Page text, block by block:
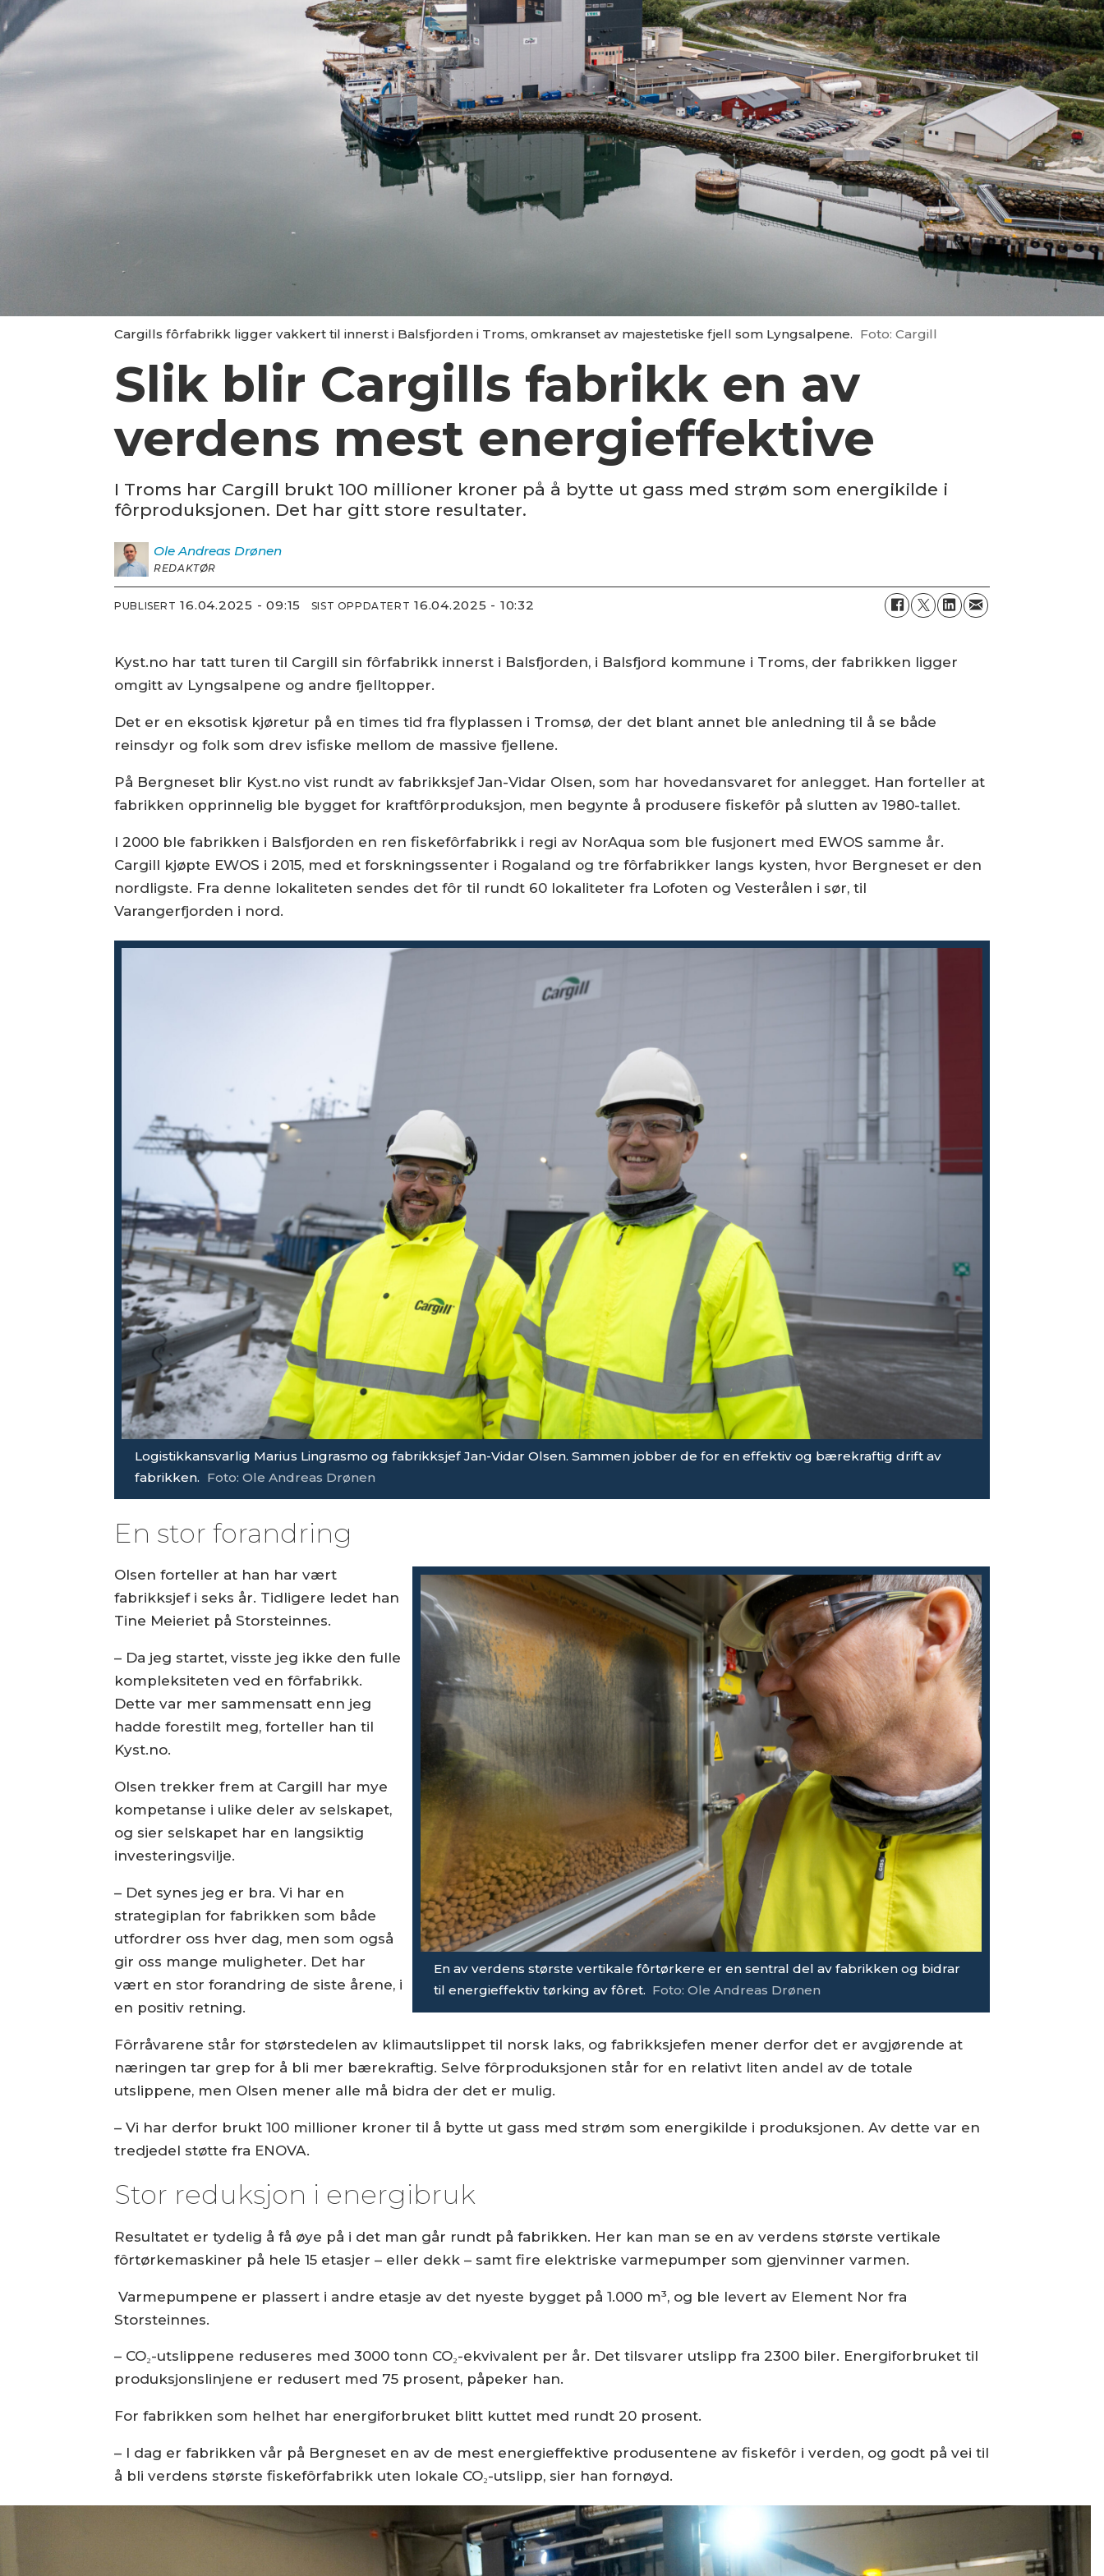
Cargills fôrfabrikk ligger vakkert til innerst i Balsfjorden i Troms, omkranset av majestetiske fjell som Lyngsalpene. Foto: Cargill
Slik blir Cargills fabrikk en av
verdens mest energieffektive
I Troms har Cargill brukt 100 millioner kroner på å bytte ut gass med strøm som energikilde i
fôrproduksjonen. Det har gitt store resultater.
Ole Andreas Drønen
REDAKTØR
PUBLISERT 16.04.2025 - 09:15 SIST OPPDATERT 16.04.2025 - 10:32
Kyst.no har tatt turen til Cargill sin fôrfabrikk innerst i Balsfjorden, i Balsfjord kommune i Troms, der fabrikken ligger
omgitt av Lyngsalpene og andre fjelltopper.
Det er en eksotisk kjøretur på en times tid fra flyplassen i Tromsø, der det blant annet ble anledning til å se både
reinsdyr og folk som drev isfiske mellom de massive fjellene.
På Bergneset blir Kyst.no vist rundt av fabrikksjef Jan-Vidar Olsen, som har hovedansvaret for anlegget. Han forteller at
fabrikken opprinnelig ble bygget for kraftfôrproduksjon, men begynte å produsere fiskefôr på slutten av 1980-tallet.
I 2000 ble fabrikken i Balsfjorden en ren fiskefôrfabrikk i regi av NorAqua som ble fusjonert med EWOS samme år.
Cargill kjøpte EWOS i 2015, med et forskningssenter i Rogaland og tre fôrfabrikker langs kysten, hvor Bergneset er den
nordligste. Fra denne lokaliteten sendes det fôr til rundt 60 lokaliteter fra Lofoten og Vesterålen i sør, til
Varangerfjorden i nord.
Logistikkansvarlig Marius Lingrasmo og fabrikksjef Jan-Vidar Olsen. Sammen jobber de for en effektiv og bærekraftig drift av
fabrikken. Foto: Ole Andreas Drønen
En stor forandring
En av verdens største vertikale fôrtørkere er en sentral del av fabrikken og bidrar
til energieffektiv tørking av fôret. Foto: Ole Andreas Drønen
Olsen forteller at han har vært
fabrikksjef i seks år. Tidligere ledet han
Tine Meieriet på Storsteinnes.
– Da jeg startet, visste jeg ikke den fulle
kompleksiteten ved en fôrfabrikk.
Dette var mer sammensatt enn jeg
hadde forestilt meg, forteller han til
Kyst.no.
Olsen trekker frem at Cargill har mye
kompetanse i ulike deler av selskapet,
og sier selskapet har en langsiktig
investeringsvilje.
– Det synes jeg er bra. Vi har en
strategiplan for fabrikken som både
utfordrer oss hver dag, men som også
gir oss mange muligheter. Det har
vært en stor forandring de siste årene, i
en positiv retning.
Fôrråvarene står for størstedelen av klimautslippet til norsk laks, og fabrikksjefen mener derfor det er avgjørende at
næringen tar grep for å bli mer bærekraftig. Selve fôrproduksjonen står for en relativt liten andel av de totale
utslippene, men Olsen mener alle må bidra der det er mulig.
– Vi har derfor brukt 100 millioner kroner til å bytte ut gass med strøm som energikilde i produksjonen. Av dette var en
tredjedel støtte fra ENOVA.
Stor reduksjon i energibruk
Resultatet er tydelig å få øye på i det man går rundt på fabrikken. Her kan man se en av verdens største vertikale
fôrtørkemaskiner på hele 15 etasjer – eller dekk – samt fire elektriske varmepumper som gjenvinner varmen.
Varmepumpene er plassert i andre etasje av det nyeste bygget på 1.000 m³, og ble levert av Element Nor fra
Storsteinnes.
– CO₂-utslippene reduseres med 3000 tonn CO₂-ekvivalent per år. Det tilsvarer utslipp fra 2300 biler. Energiforbruket til
produksjonslinjene er redusert med 75 prosent, påpeker han.
For fabrikken som helhet har energiforbruket blitt kuttet med rundt 20 prosent.
– I dag er fabrikken vår på Bergneset en av de mest energieffektive produsentene av fiskefôr i verden, og godt på vei til
å bli verdens største fiskefôrfabrikk uten lokale CO₂-utslipp, sier han fornøyd.